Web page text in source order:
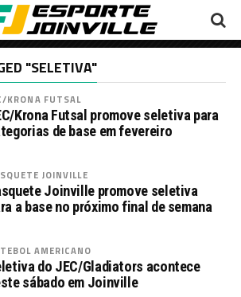
"SELETIVA"
KRONA FUTSAL
Krona Futsal promove seletiva para
de base em fevereiro
JOINVILLE
Joinville promove seletiva
a base no próximo final de semana
AMERICANO
do JEC/Gladiators acontece
sábado em Joinville